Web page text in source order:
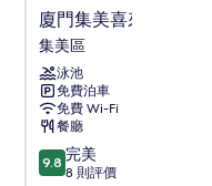
廈
門
集
美
喜
來
登
大
酒
廈門集美喜來登大酒
集美區
泳池
免費泊車
免費 Wi-Fi
餐廳
9.8
分
9.8 完美
8 則評價